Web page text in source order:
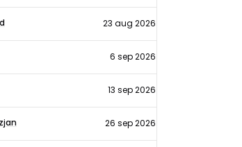
23 aug 2026
6 sep 2026
13 sep 2026
26 sep 2026